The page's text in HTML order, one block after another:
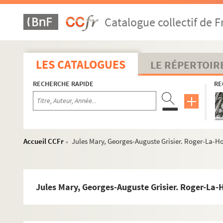
Catalogue collectif de
LES CATALOGUES LE
RECHERCHE RAPIDE
Accueil CCFr > Jules Mary, Georges-Auguste Grisier. Roger-La-
Jules Mary, Georges-Auguste Grisier. Roger-
Robert de Flers, Francis de Croisset. Le retour : comédie en
Auguste Villeroy. Le retour à la terre : pièce en 1 acte et en
Maurice Donnay. Le retour de Jérusalem : comédie en 4
Emil Ludwig. Le retour d'Ulysse : comédie en 3 actes. 1947
Pierre-Maurice Richard. Retour : pièce en 4 actes. 1947
Franz Adam Beyerlein. La retraite : pièce en 4 actes. 1905
Paul ferrier. La revanche d'Iris : comédie en 1 acte et en
Jacques Monnier. Ribouldingue : vaudeville en 3 actes.